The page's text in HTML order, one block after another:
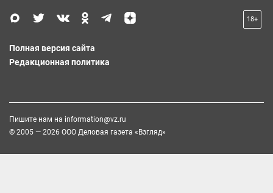
18+
Полная версия сайта
Редакционная политика
Пишите нам на information@vz.ru
© 2005 — 2026 ООО Деловая газета «Взгляд»